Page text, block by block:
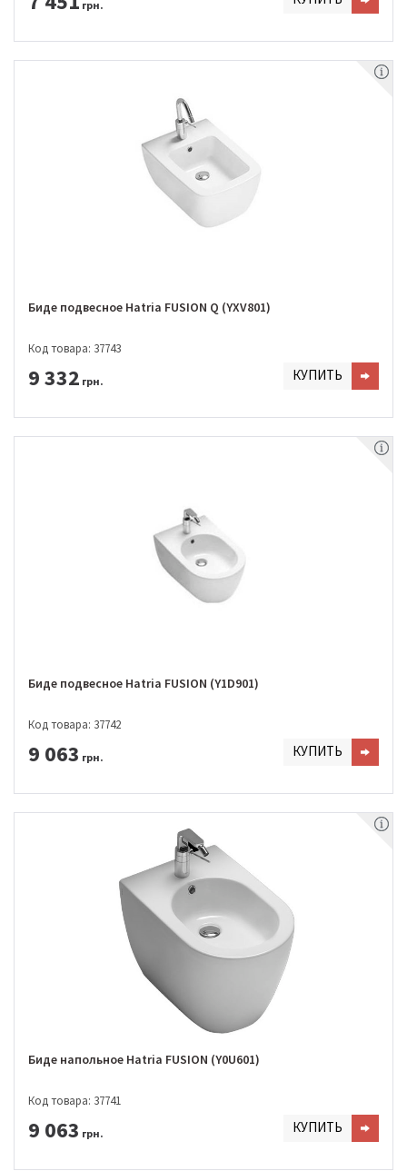
грн.
Биде подвесное Hatria FUSION Q (YXV801)
Код товара: 37743
9 332 грн. КУПИТЬ
Биде подвесное Hatria FUSION (Y1D901)
Код товара: 37742
9 063 грн. КУПИТЬ
Биде напольное Hatria FUSION (Y0U601)
Код товара: 37741
9 063 грн. КУПИТЬ